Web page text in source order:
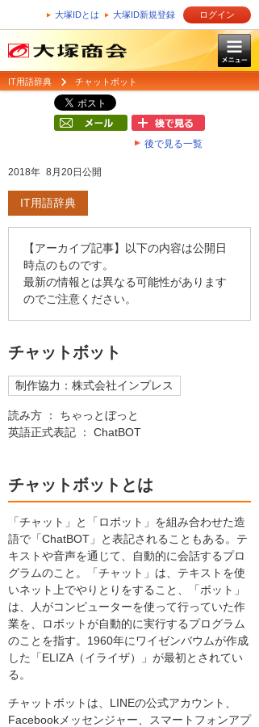
大塚IDとは 大塚ID新規登録 ログイン
IT用語辞典 チャットボット
後で見る一覧
2018年 8月20日公開
IT用語辞典
【アーカイブ記事】以下の内容は公開日
時点のものです。
最新の情報とは異なる可能性があります
のでご注意ください。
チャットボット
制作協力：株式会社インプレス
読み方 ： ちゃっとぼっと
英語正式表記 ： ChatBOT
チャットボットとは
「チャット」と「ロボット」を組み合わせた造
語で「ChatBOT」と表記されることもある。テ
キストや音声を通じて、自動的に会話するプロ
グラムのこと。「チャット」は、テキストを使
いネット上でやりとりをすること、「ボット」
は、人がコンピューターを使って行っていた作
業を、ロボットが自動的に実行するプログラム
のことを指す。1960年にワイゼンバウムが作成
した「ELIZA（イライザ）」が最初とされてい
る。
チャットボットは、LINEの公式アカウント、
Facebookメッセンジャー、スマートフォンアプ